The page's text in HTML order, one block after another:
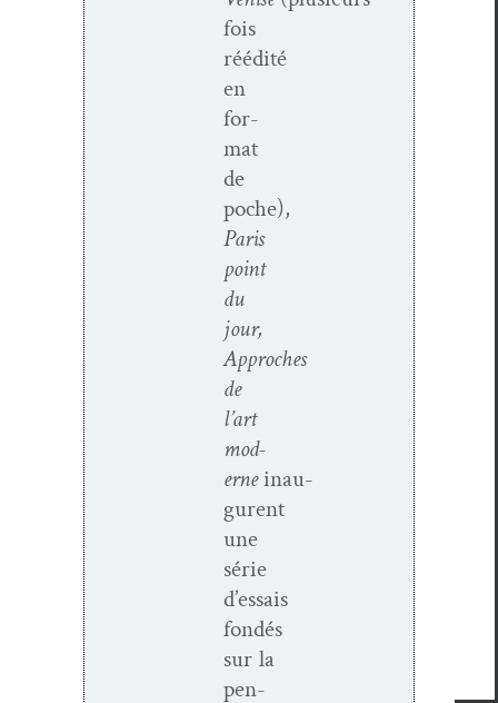
fois
réédité
en
for­
mat
de
poche),
Paris
point
du
jour,
Approches
de
l’art
mod­
erneinau­
gurent
une
série
d’essais
fondés
sur la
pen­